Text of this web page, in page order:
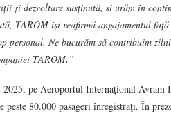
și dezvoltare susținută, și urăm în
TAROM își reafirmă angajamentul
personal. Ne bucurăm să contribuim
TAROM. ”
pe Aeroportul Internațional Avram
80.000 pasageri înregistraţi. În